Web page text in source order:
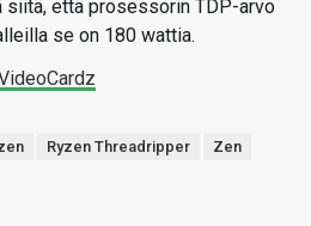
että prosessorin TDP-arvo
se on 180 wattia.
Ryzen Threadripper
Zen